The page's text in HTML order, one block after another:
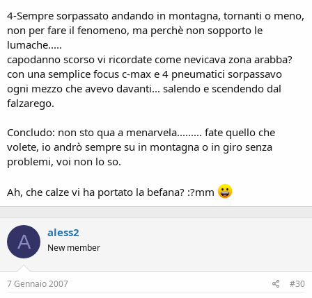
4-Sempre sorpassato andando in montagna, tornanti o meno,
non per fare il fenomeno, ma perchè non sopporto le
lumache.....
capodanno scorso vi ricordate come nevicava zona arabba?
con una semplice focus c-max e 4 pneumatici sorpassavo
ogni mezzo che avevo davanti... salendo e scendendo dal
falzarego.
Concludo: non sto qua a menarvela......... fate quello che
volete, io andrò sempre su in montagna o in giro senza
problemi, voi non lo so.
Ah, che calze vi ha portato la befana? :?mm
A aless2
New member
7 Gennaio 2007 #30